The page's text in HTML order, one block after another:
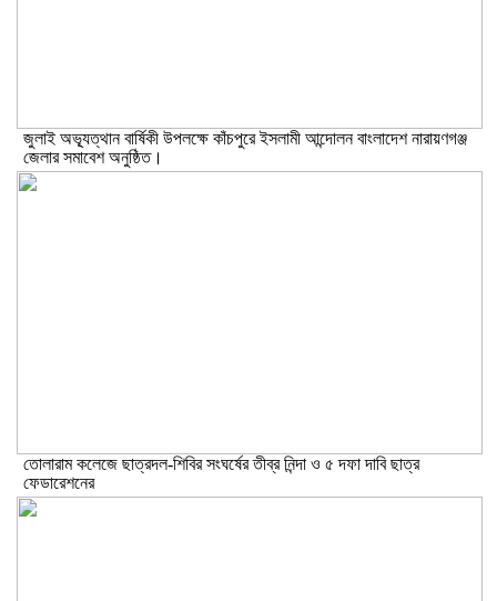
জুলাই অভ্যূত্থান বার্ষিকী উপলক্ষে কাঁচপুরে ইসলামী আন্দোলন বাংলাদেশ নারায়ণগঞ্জ
জেলার সমাবেশ অনুষ্ঠিত।
তোলারাম কলেজে ছাত্রদল-শিবির সংঘর্ষের তীব্র নিন্দা ও ৫ দফা দাবি ছাত্র
ফেডারেশনের